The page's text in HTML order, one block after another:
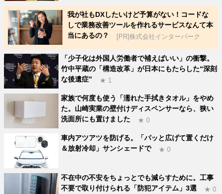
我が社もDXしたいけど予算がない！コードな
しで業務改善ツールを作れるサービスなんて本
当にあるの？
[PR]株式会社インターパーク
「少子化は外国人労働者で補えばいい」の衝撃。
竹中平蔵の「構造改革」が日本にもたらした“深刻
な後遺症”
★ 1
家族で何度も使う「濡れた手拭きタオル」をやめ
た。山崎実業の壁付けディスペンサーなら、狭い
洗面所にも置けました
★ 0
車内アツアツを防げる。「パッと広げて置くだけ
＆放射冷却」サンシェードで
★ 0
不在中の不安をちょっとでも減らすために。工事
不要で取り付けられる「防犯アイテム」3選
★ 0